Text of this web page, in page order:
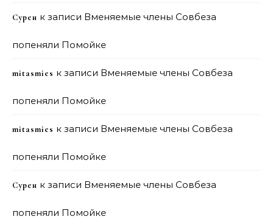
Сурен к записи Вменяемые члены Совбеза
попеняли Помойке
mitasmies к записи Вменяемые члены Совбеза
попеняли Помойке
mitasmies к записи Вменяемые члены Совбеза
попеняли Помойке
Сурен к записи Вменяемые члены Совбеза
попеняли Помойке